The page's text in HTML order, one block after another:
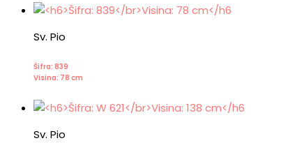
Sv. Pio
Šifra: 839
Visina: 78 cm
Sv. Pio